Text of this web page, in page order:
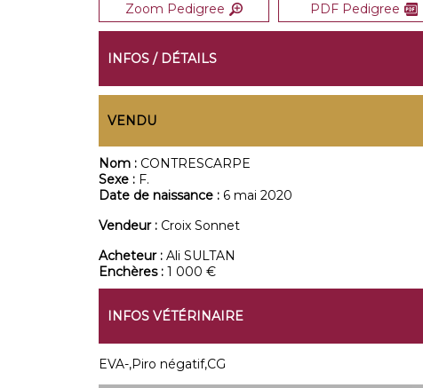
Zoom Pedigree PDF Pedigree
INFOS / DÉTAILS
VENDU
Nom : CONTRESCARPE
Sexe : F.
Date de naissance : 6 mai 2020
Vendeur : Croix Sonnet
Acheteur : Ali SULTAN
Enchères : 1 000 €
INFOS VÉTÉRINAIRE
EVA-,Piro négatif,CG